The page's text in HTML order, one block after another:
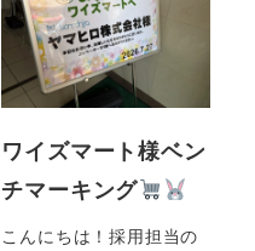
ワイズマート様ベン
チマーキング
こんにちは！採用担当の